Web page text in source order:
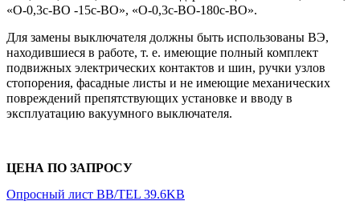
«О-0,3с-ВО -15с-ВО», «О-0,3с-ВО-180с-ВО».
Для замены выключателя должны быть использованы ВЭ,
находившиеся в работе, т. е. имеющие полный комплект
подвижных электрических контактов и шин, ручки узлов
стопорения, фасадные листы и не имеющие механических
повреждений препятствующих установке и вводу в
эксплуатацию вакуумного выключателя.
ЦЕНА ПО ЗАПРОСУ
Опросный лист BB/TEL 39.6KB